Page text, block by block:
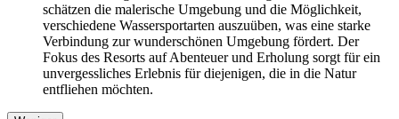
schätzen die malerische Umgebung und die Möglichkeit,
verschiedene Wassersportarten auszuüben, was eine starke
Verbindung zur wunderschönen Umgebung fördert. Der
Fokus des Resorts auf Abenteuer und Erholung sorgt für ein
unvergessliches Erlebnis für diejenigen, die in die Natur
entfliehen möchten.